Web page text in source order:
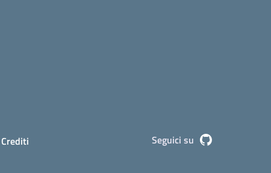
Crediti Seguici su